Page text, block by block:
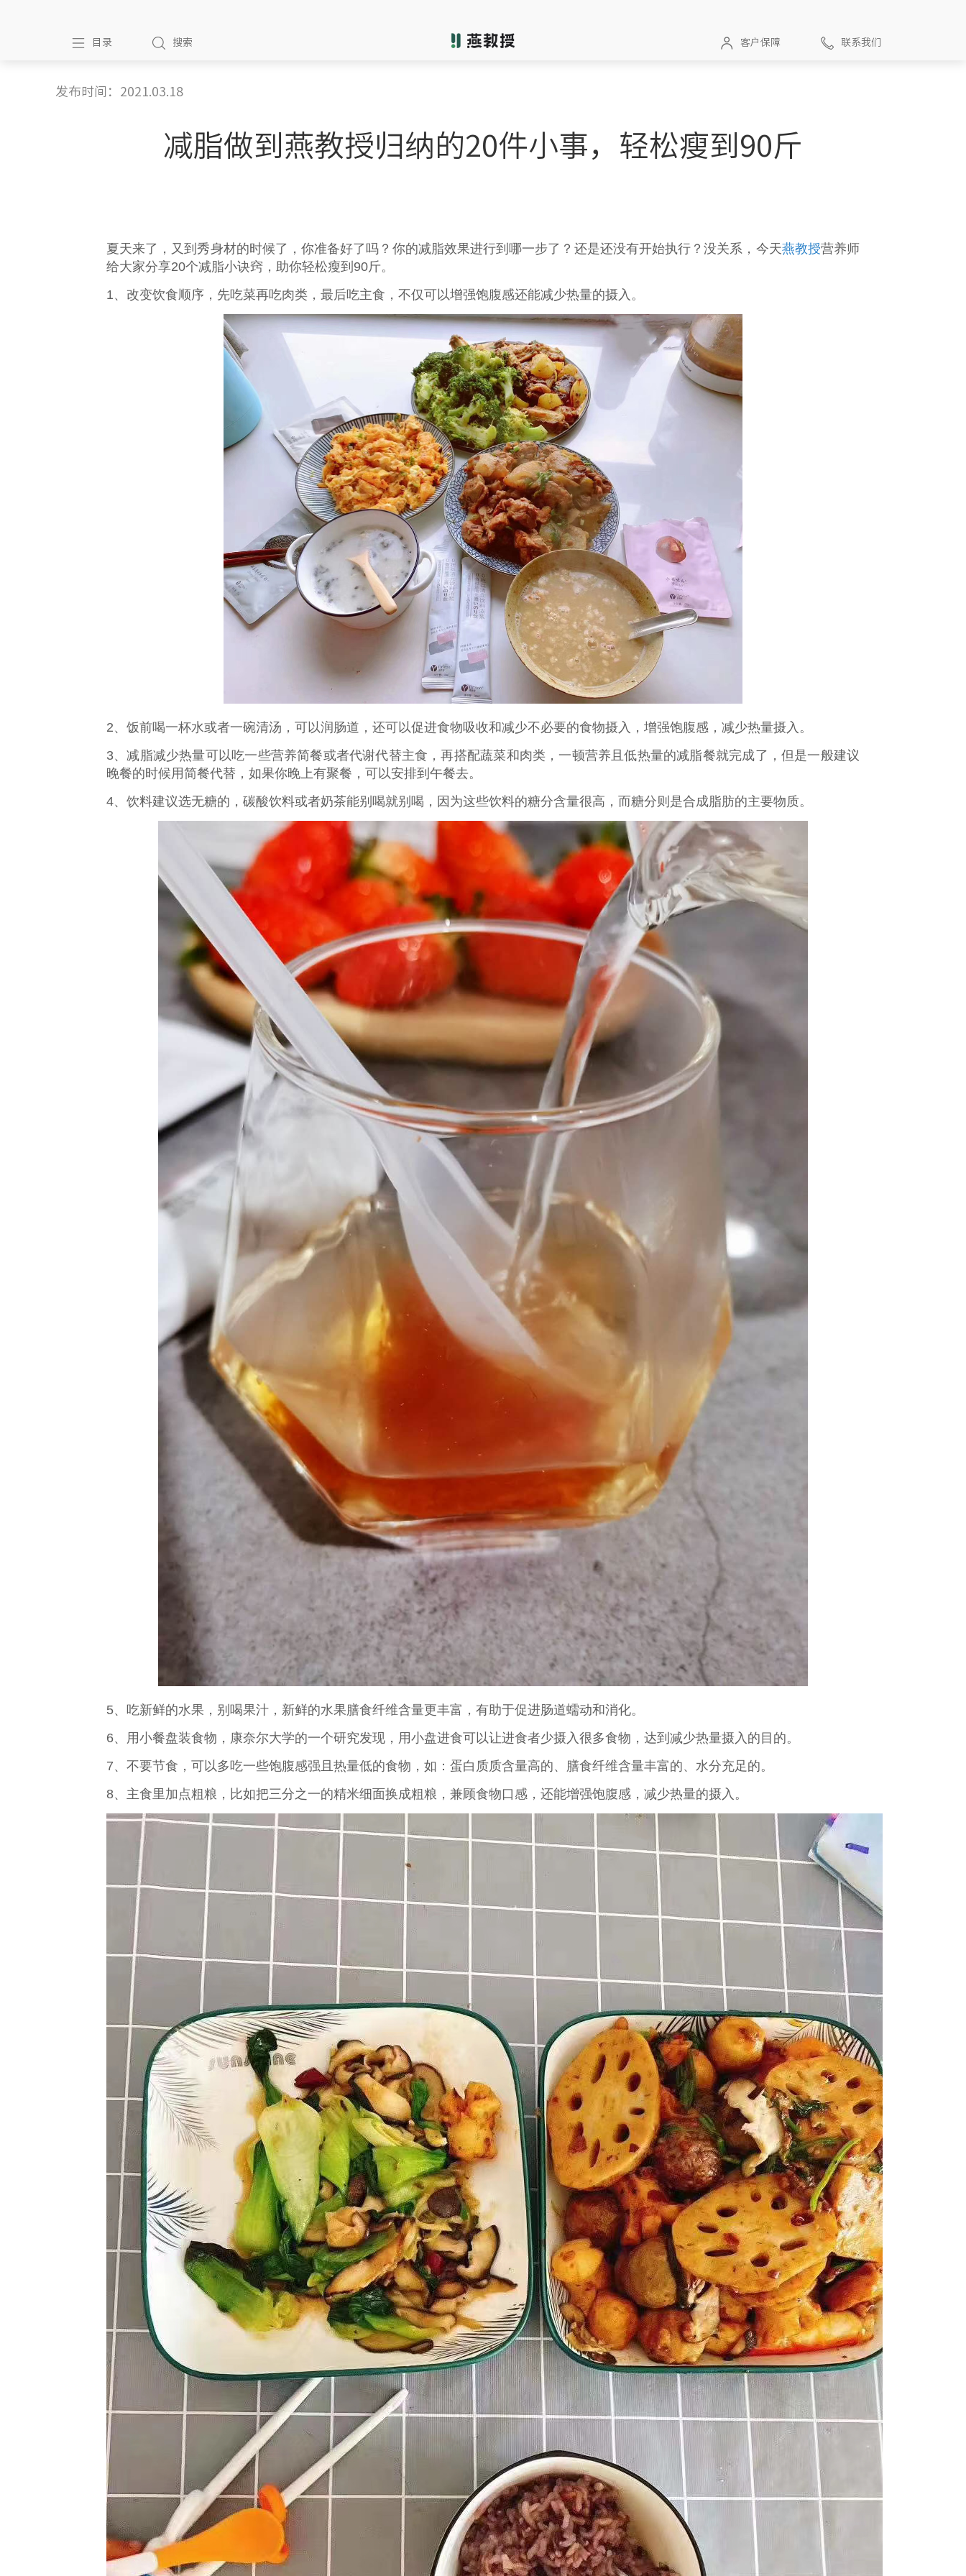
目录 搜索 客户保障 联系我们
发布时间：2021.03.18
减脂做到燕教授归纳的20件小事，轻松瘦到90斤
夏天来了，又到秀身材的时候了，你准备好了吗？你的减脂效果进行到哪一步了？还是还没有开始执行？没关系，今天燕教授营养师
给大家分享20个减脂小诀窍，助你轻松瘦到90斤。
1、改变饮食顺序，先吃菜再吃肉类，最后吃主食，不仅可以增强饱腹感还能减少热量的摄入。
2、饭前喝一杯水或者一碗清汤，可以润肠道，还可以促进食物吸收和减少不必要的食物摄入，增强饱腹感，减少热量摄入。
3、减脂减少热量可以吃一些营养简餐或者代谢代替主食，再搭配蔬菜和肉类，一顿营养且低热量的减脂餐就完成了，但是一般建议
晚餐的时候用简餐代替，如果你晚上有聚餐，可以安排到午餐去。
4、饮料建议选无糖的，碳酸饮料或者奶茶能别喝就别喝，因为这些饮料的糖分含量很高，而糖分则是合成脂肪的主要物质。
5、吃新鲜的水果，别喝果汁，新鲜的水果膳食纤维含量更丰富，有助于促进肠道蠕动和消化。
6、用小餐盘装食物，康奈尔大学的一个研究发现，用小盘进食可以让进食者少摄入很多食物，达到减少热量摄入的目的。
7、不要节食，可以多吃一些饱腹感强且热量低的食物，如：蛋白质质含量高的、膳食纤维含量丰富的、水分充足的。
8、主食里加点粗粮，比如把三分之一的精米细面换成粗粮，兼顾食物口感，还能增强饱腹感，减少热量的摄入。